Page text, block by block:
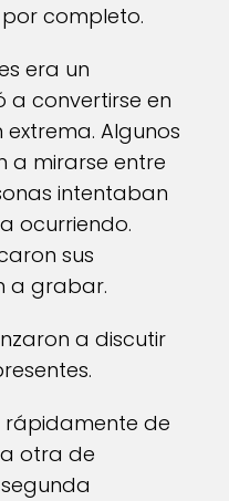
completo.
era un
convertirse en
Algunos
a mirarse entre
intentaban
ocurriendo.
sus
a grabar.
a discutir
rápidamente de
otra de